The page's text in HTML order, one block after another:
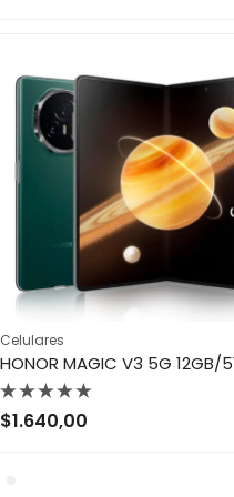
Celulares
Valorado
con
$1.640,00